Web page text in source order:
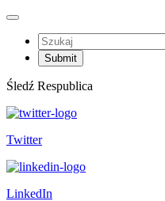
Śledź Respublica
Twitter
LinkedIn